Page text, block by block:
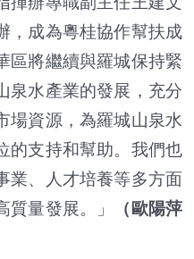
，成為粵桂協作幫扶成
區將繼續與羅城保持緊
泉水產業的發展，充分
場資源，為羅城山泉水
的支持和幫助。我們也
業、人才培養等多方面
量發展。」
（歐陽萍